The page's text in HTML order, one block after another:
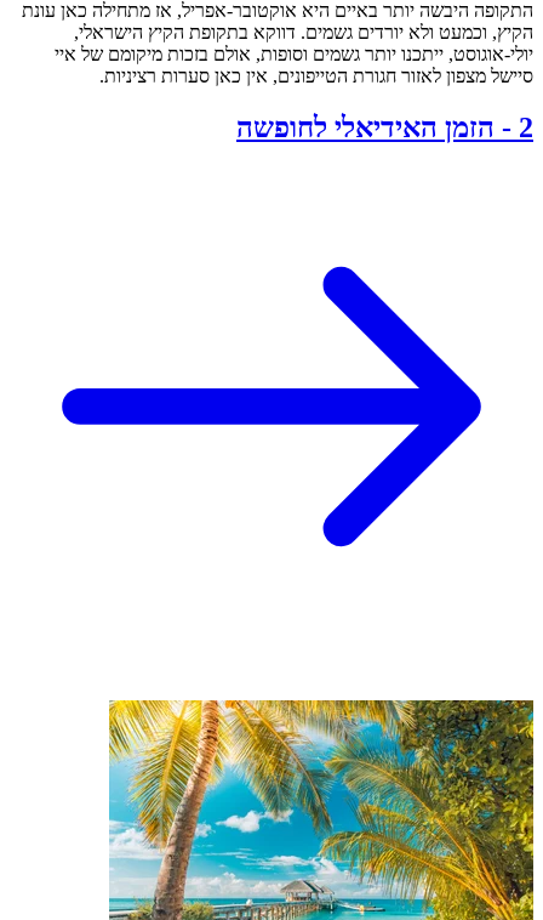
התקופה היבשה יותר באיים היא אוקטובר-אפריל, אז מתחילה כאן עונת
הקיץ, וכמעט ולא יורדים גשמים. דווקא בתקופת הקיץ הישראלי,
יולי-אוגוסט, ייתכנו יותר גשמים וסופות, אולם בזכות מיקומם של איי
סיישל מצפון לאזור חגורת הטייפונים, אין כאן סערות רציניות.
2
- הזמן האידיאלי לחופשה